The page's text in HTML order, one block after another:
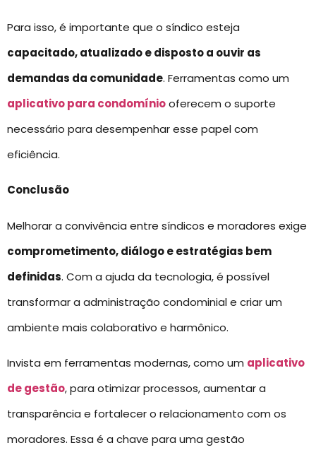
Para isso, é importante que o síndico esteja
capacitado, atualizado e disposto a ouvir as
demandas da comunidade. Ferramentas como um
aplicativo para condomíniooferecem o suporte
necessário para desempenhar esse papel com
eficiência.
Conclusão
Melhorar a convivência entre síndicos e moradores exige
comprometimento, diálogo e estratégias bem
definidas. Com a ajuda da tecnologia, é possível
transformar a administração condominial e criar um
ambiente mais colaborativo e harmônico.
Invista em ferramentas modernas, como um aplicativo
de gestão, para otimizar processos, aumentar a
transparência e fortalecer o relacionamento com os
moradores. Essa é a chave para uma gestão